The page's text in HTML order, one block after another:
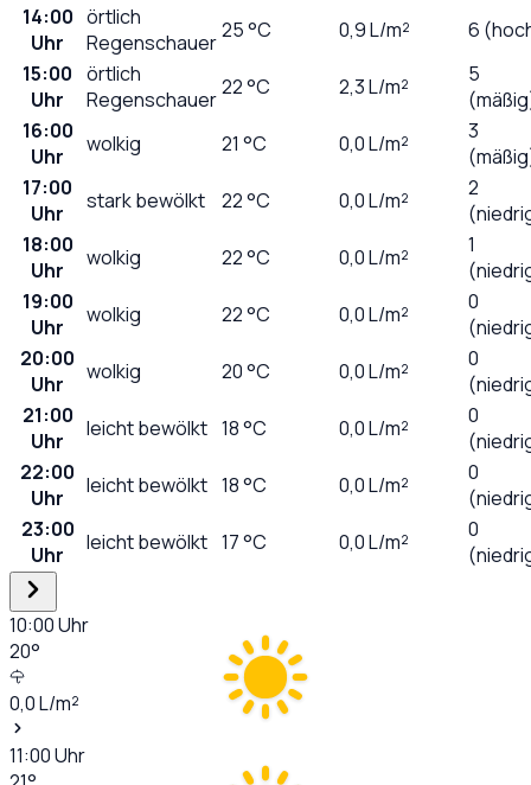
14:00
Uhr
örtlich
Regenschauer25°C 0,9L/m²
6
15:00
Uhr
örtlich
Regenschauer22°C 2,3L/m²
5
16:00
Uhr
wolkig 21 °C 0,0L/m²
3
17:00
Uhr
stark bewölkt 22°C 0,0L/m²
2
18:00
Uhr
wolkig 22°C 0,0L/m²
1
19:00
Uhr
wolkig 22°C 0,0L/m²
0
20:00
Uhr
wolkig 20°C 0,0L/m²
0
21:00
Uhr
leicht bewölkt 18°C 0,0L/m²
0
22:00
Uhr
leicht bewölkt 18°C 0,0L/m²
0
23:00
Uhr
leicht bewölkt 17°C 0,0L/m²
0
10:00Uhr
20°
0,0L/m²
11:00Uhr